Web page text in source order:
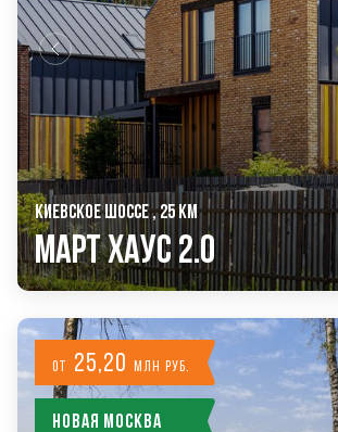
КИЕВСКОЕ ШОССЕ , 25 КМ
Март Хаус 2.0
от 25,20 млн руб.
Новая Москва